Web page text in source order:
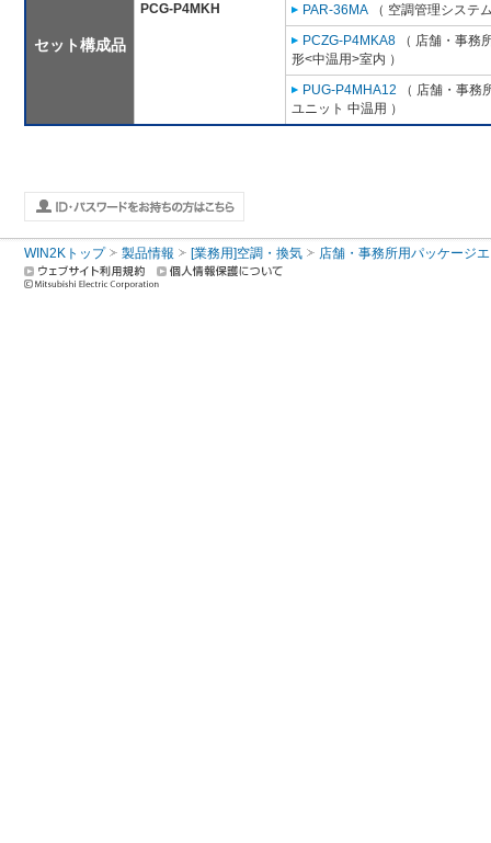
セット構成品
PCG-P4MKH
PAR-36MA （ 空調管理システ
PCZG-P4MKA8 （ 店舗・事務
形<中温用>室内 ）
PUG-P4MHA12 （ 店舗・事務
ユニット 中温用 ）
WIN2Kトップ 製品情報 [業務用]空調・換気 店舗・事務所用パッケージ